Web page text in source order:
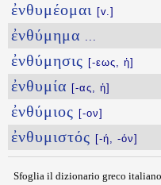
ἐνθυμέομαι [v.]
ἐνθύμημα ...
ἐνθύμησις [-εως, ἡ]
ἐνθυμία [-ας, ἡ]
ἐνθύμιος [-ον]
ἐνθυμιστός [-ή, -όν]
Sfoglia il dizionario greco